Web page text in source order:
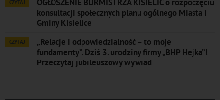
CZYTAJ
OGŁOSZENIE BURMISTRZA KISIELIC o rozpoczęciu
konsultacji społecznych planu ogólnego Miasta i
Gminy Kisielice
CZYTAJ
„Relacje i odpowiedzialność – to moje
fundamenty”. Dziś 3. urodziny firmy „BHP Hejka”!
Przeczytaj jubileuszowy wywiad